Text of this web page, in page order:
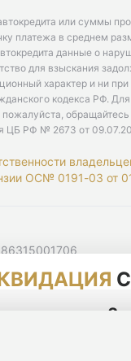
или суммы
платежа в среднем
данные о
для взыскания
характер и ни при
кодекса РФ.
пожалуйста,
ЦБ РФ № 2673 от
ОС№ 0191-03 от
акции 2